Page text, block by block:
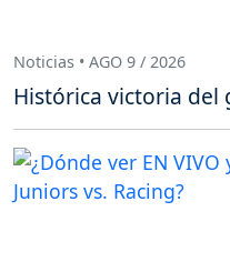
Noticias • AGO 9 / 2026
Histórica victoria del